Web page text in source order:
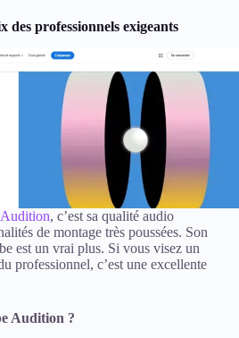
des professionnels exigeants
, c’est sa qualité audio
de montage très poussées. Son
est un vrai plus. Si vous visez un
professionnel, c’est une excellente
Audition ?